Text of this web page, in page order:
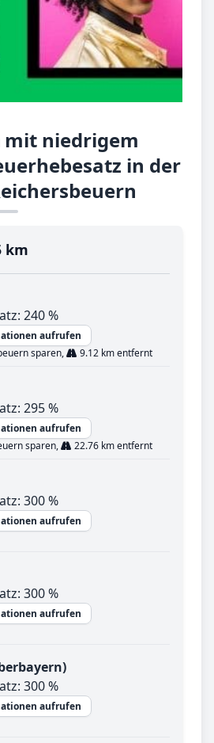
mit niedrigem
in der
km
240 %
aufrufen
sparen,
9.12 km entfernt
295 %
aufrufen
sparen,
22.76 km entfernt
300 %
aufrufen
300 %
aufrufen
300 %
aufrufen